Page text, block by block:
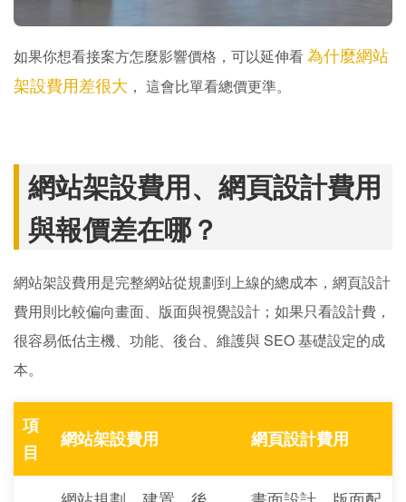
如果你想看接案方怎麼影響價格，可以延伸看為什麼網站
架設費用差很大 ， 這會比單看總價更準。
網站架設費用、網頁設計費用
與報價差在哪？
網站架設費用是完整網站從規劃到上線的總成本，網頁設計
費用則比較偏向畫面、版面與視覺設計；如果只看設計費，
很容易低估主機、功能、後台、維護與 SEO 基礎設定的成
本。
項
目
網站架設費用 網頁設計費用